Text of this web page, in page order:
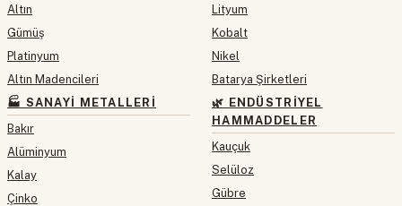
Altın
Gümüş
Platinyum
Altın Madencileri
🏭 SANAYI METALLERI
Bakır
Alüminyum
Kalay
Çinko
Lityum
Kobalt
Nikel
Batarya Şirketleri
🌿 ENDÜSTRIYEL
HAMMADDELER
Kauçuk
Selüloz
Gübre